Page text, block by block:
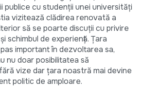
publice cu studenţii unei universităţi
vizitează clădirea renovată a
să se poarte discuţii cu privire
schimbul de experienţă. Ţara
important în dezvoltarea sa,
nu doar posibilitatea să
vize dar ţara noastră mai devine
politic de amploare.